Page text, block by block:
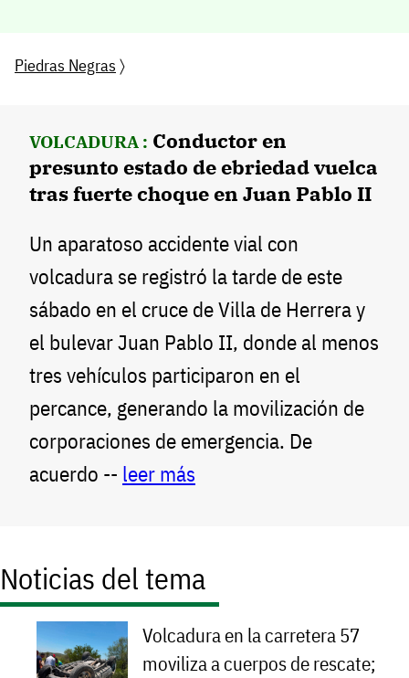
Piedras Negras 〉
VOLCADURA : Conductor en
presunto estado de ebriedad vuelca
tras fuerte choque en Juan Pablo II
Un aparatoso accidente vial con
volcadura se registró la tarde de este
sábado en el cruce de Villa de Herrera y
el bulevar Juan Pablo II, donde al menos
tres vehículos participaron en el
percance, generando la movilización de
corporaciones de emergencia. De
acuerdo -- leer más
Noticias del tema
Volcadura en la carretera 57
moviliza a cuerpos de rescate;